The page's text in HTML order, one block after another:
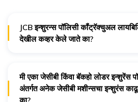
JCB इन्शुरन्स पॉलिसी कॉंट्रॅक्चुअल
देखील कव्हर केले जाते का?
मी एका जेसीबी किंवा बॅकहो लोडर इन्शुरेंस
अंतर्गत अनेक जेसीबी मशीन्सचा इन्शुरंस